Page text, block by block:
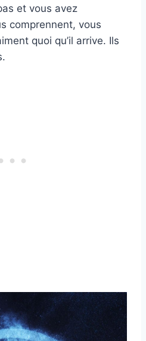
et vous avez
comprennent, vous
quoi qu’il arrive. Ils